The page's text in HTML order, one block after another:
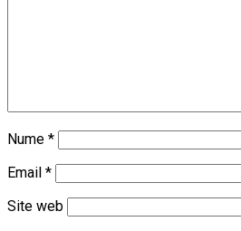
Nume *
Email *
Site web